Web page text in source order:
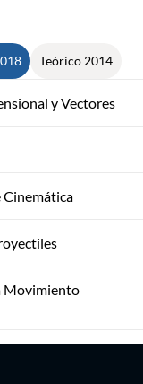
Teórico 2014
y Vectores
Cinemática
Movimiento